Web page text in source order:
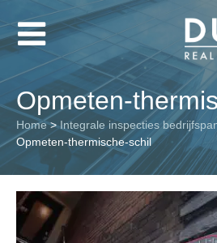
Opmeten-
Home>Integrale inspecties
Opmeten-thermische-schil